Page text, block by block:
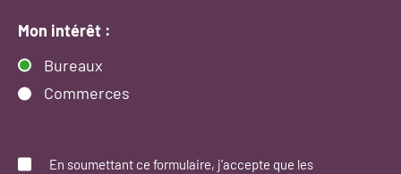
Mon intérêt :
Bureaux
Commerces
*
En soumettant ce formulaire, j’accepte que les